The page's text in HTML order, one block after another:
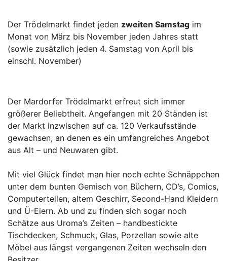
Der Trödelmarkt findet jeden zweiten Samstag im
Monat von März bis November jeden Jahres statt
(sowie zusätzlich jeden 4. Samstag von April bis
einschl. November)
Der Mardorfer Trödelmarkt erfreut sich immer
größerer Beliebtheit. Angefangen mit 20 Ständen ist
der Markt inzwischen auf ca. 120 Verkaufsstände
gewachsen, an denen es ein umfangreiches Angebot
aus Alt – und Neuwaren gibt.
Mit viel Glück findet man hier noch echte Schnäppchen
unter dem bunten Gemisch von Büchern, CD’s, Comics,
Computerteilen, altem Geschirr, Second-Hand Kleidern
und Ü-Eiern. Ab und zu finden sich sogar noch
Schätze aus Uroma’s Zeiten – handbestickte
Tischdecken, Schmuck, Glas, Porzellan sowie alte
Möbel aus längst vergangenen Zeiten wechseln den